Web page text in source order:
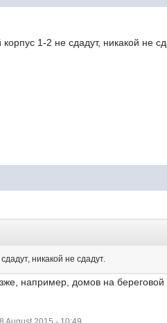
1-2 не сдадут, никакой не
никакой не сдадут.
например, домов на